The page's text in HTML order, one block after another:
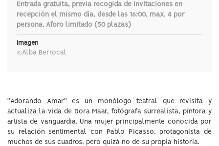
Entrada gratuita, previa recogida de invitaciones en
recepción el mismo día, desde las 16:00, max. 4 por
persona. Aforo limitado (50 plazas)
Imagen
©Alba Berrocal
“Adorando Amar” es un monólogo teatral que revisita y
actualiza la vida de Dora Maar, fotógrafa surrealista, pintora y
artista de vanguardia. Una mujer principalmente conocida por
su relación sentimental con Pablo Picasso, protagonista de
muchos de sus cuadros, pero quizá no de su propia historia.